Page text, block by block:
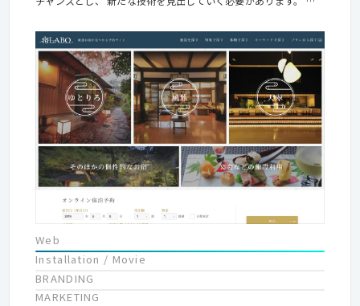
み出すことは我々プロフェッショナルの喜びでもあり、 当社の存
在意義がそこにあると考えます。 『お客様と社会と技術のため
に、プロフェッショナルであり続けること』 『情報化社会におい
て、便利と感動を人々に提供できる企業であること』 それが私た
ちの使命です。
Web
Installation / Movie
BRANDING
MARKETING